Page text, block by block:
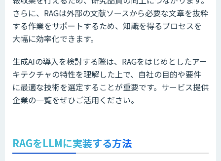
さらに、RAGは外部の文献ソースから必要な文章を抜粋
する作業をサポートするため、知識を得るプロセスを
大幅に効率化できます。
生成AIの導入を検討する際は、RAGをはじめとしたアー
キテクチャの特性を理解した上で、自社の目的や要件
に最適な技術を選定することが重要です。サービス提供
企業の一覧をぜひご活用ください。
RAGをLLMに実装する方法